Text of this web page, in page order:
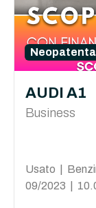
AUDI A1
Business
Usato |
09/2023 |